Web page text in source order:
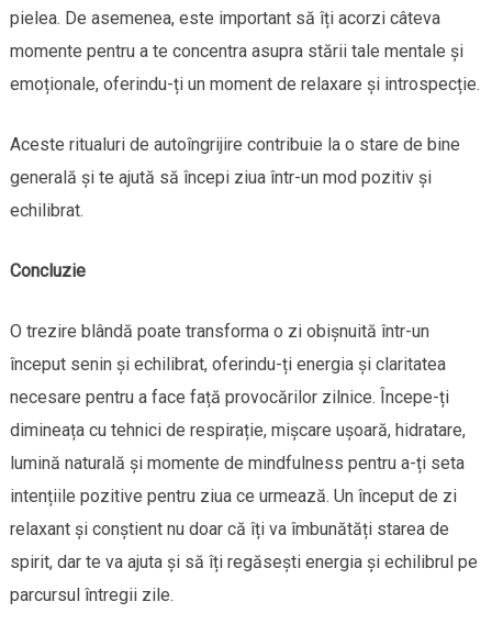
pielea. De asemenea, este important să îți acorzi câteva
momente pentru a te concentra asupra stării tale mentale și
emoționale, oferindu-ți un moment de relaxare și introspecție.
Aceste ritualuri de autoîngrijire contribuie la o stare de bine
generală și te ajută să începi ziua într-un mod pozitiv și
echilibrat.
Concluzie
O trezire blândă poate transforma o zi obișnuită într-un
început senin și echilibrat, oferindu-ți energia și claritatea
necesare pentru a face față provocărilor zilnice. Începe-ți
dimineața cu tehnici de respirație, mișcare ușoară, hidratare,
lumină naturală și momente de mindfulness pentru a-ți seta
intențiile pozitive pentru ziua ce urmează. Un început de zi
relaxant și conștient nu doar că îți va îmbunătăți starea de
spirit, dar te va ajuta și să îți regăsești energia și echilibrul pe
parcursul întregii zile.